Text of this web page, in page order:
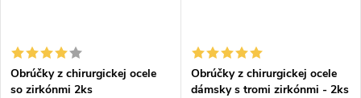
Obrúčky z chirurgickej ocele
so zirkónmi 2ks
Obrúčky z chirurgickej ocele
dámsky s tromi zirkónmi - 2ks